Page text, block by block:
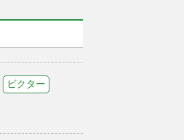
ビクター